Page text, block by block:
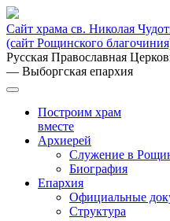
Сайт храма св. Николая
(сайт Рощинского
Русская Православная
— Выборгская епархия
Построим храм
вместе
Архиерей
Служение в
Биография
Епархия
Официальные
Структура